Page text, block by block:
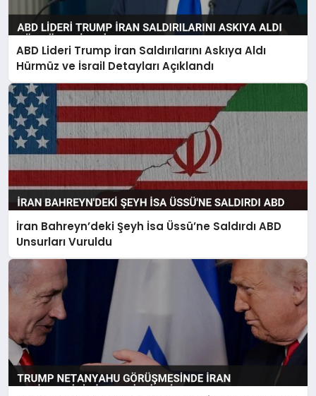
ABD Lideri Trump İran Saldırılarını Askıya Aldı
Hürmüz ve İsrail Detayları Açıklandı
İran Bahreyn’deki Şeyh İsa Üssü’ne Saldırdı ABD
Unsurları Vuruldu